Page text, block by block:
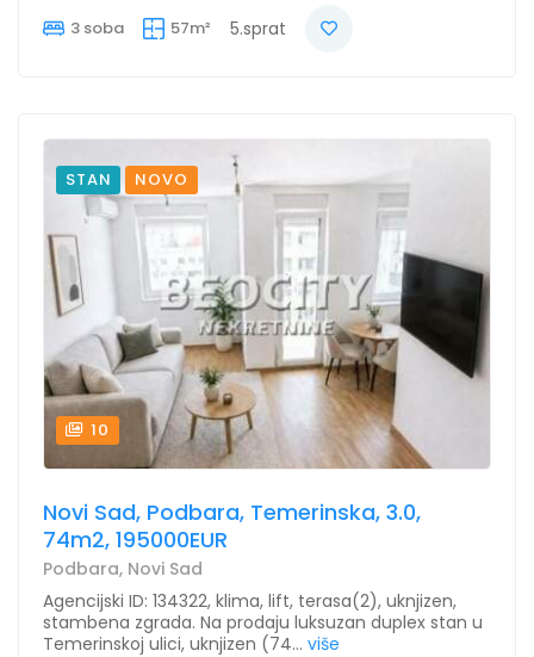
3 soba 57m² 5.sprat
STAN NOVO
10
Novi Sad, Podbara, Temerinska, 3.0,
74m2, 195000EUR
Podbara, Novi Sad
Agencijski ID: 134322, klima, lift, terasa(2), uknjizen,
stambena zgrada. Na prodaju luksuzan duplex stan u
Temerinskoj ulici, uknjizen (74... više